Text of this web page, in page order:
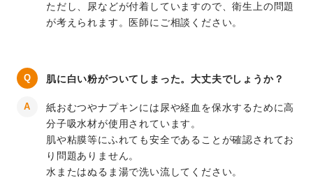
ただし、尿などが付着していますので、衛生上の問題
が考えられます。医師にご相談ください。
肌に白い粉がついてしまった。大丈夫でしょうか？
紙おむつやナプキンには尿や経血を保水するために高
分子吸水材が使用されています。
肌や粘膜等にふれても安全であることが確認されてお
り問題ありません。
水またはぬるま湯で洗い流してください。